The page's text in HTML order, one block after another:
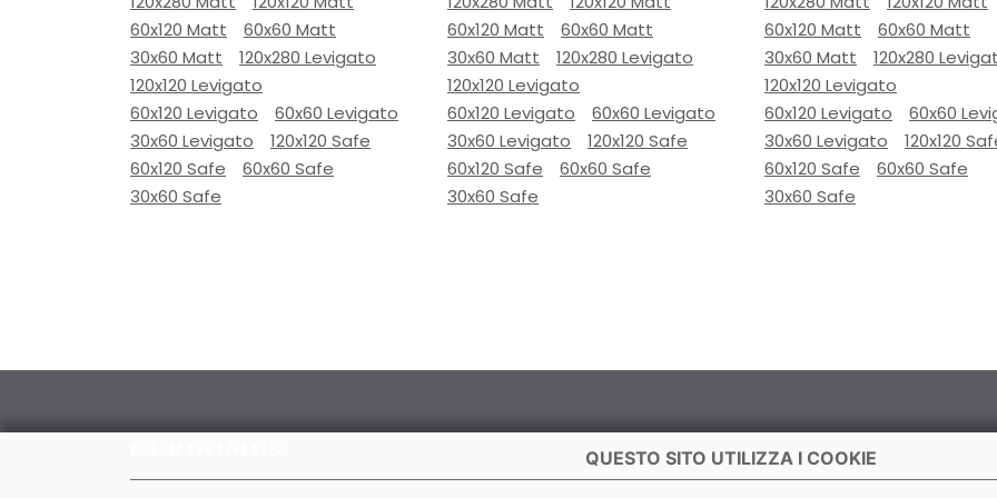
60x120 Matt
60x60 Matt
30x60 Matt
120x280 Levigato
120x120 Levigato
60x120 Levigato
60x60 Levigato
30x60 Levigato
120x120 Safe
60x120 Safe
60x60 Safe
30x60 Safe
60x120 Matt
60x60 Matt
30x60 Matt
120x280 Levigato
120x120 Levigato
60x120 Levigato
60x60 Levigato
30x60 Levigato
120x120 Safe
60x120 Safe
60x60 Safe
30x60 Safe
60x120 Matt
60x60 Matt
30x60 Matt
120x280
120x120 Levigato
60x120 Levigato
60x60
30x60 Levigato
120x120
60x120 Safe
60x60 Safe
30x60 Safe
QUESTO SITO UTILIZZA I COOKIE